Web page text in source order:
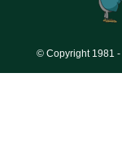
© Copyright 1981 -